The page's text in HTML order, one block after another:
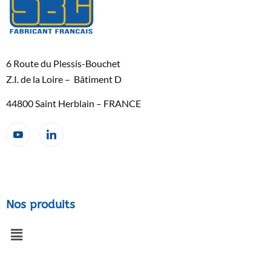
6 Route du Plessis-Bouchet
Z.I. de la Loire – Bâtiment D
44800 Saint Herblain – FRANCE
Nos produits